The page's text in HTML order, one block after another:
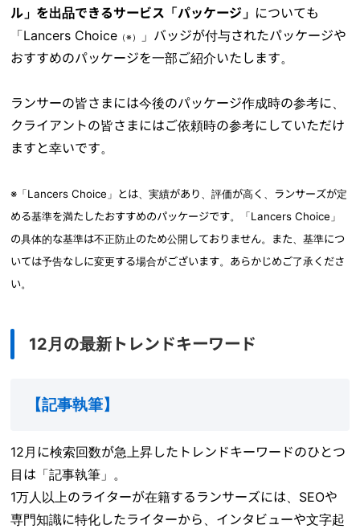
ル」を出品できるサービス「パッケージ」 についても
「Lancers Choice （※）
」バッジが付与されたパッケージや
おすすめのパッケージを一部ご紹介いたします。
ランサーの皆さまには今後のパッケージ作成時の参考に、
クライアントの皆さまにはご依頼時の参考にしていただけ
ますと幸いです。
※「Lancers Choice」とは、実績があり、評価が高く、ランサーズが定
める基準を満たしたおすすめのパッケージです。「Lancers Choice」
の具体的な基準は不正防止のため公開しておりません。また、基準につ
いては予告なしに変更する場合がございます。あらかじめご了承くださ
い。
12月の最新トレンドキーワード
【記事執筆】
12月に検索回数が急上昇したトレンドキーワードのひとつ
目は「記事執筆」。
1万人以上のライターが在籍するランサーズには、SEOや
専門知識に特化したライターから、インタビューや文字起